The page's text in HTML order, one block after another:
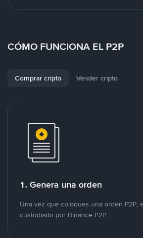
CÓMO FUNCIONA EL P2P
Comprar cripto Vender cripto
1. Genera una orden
Una vez que coloques una orden P2P,
custodiado por Binance P2P.